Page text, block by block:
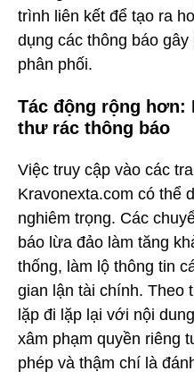
trình liên kết để tạo ra
dụng các thông báo
phân phối.
Tác động rộng hơn:
thư rác thông báo
Việc truy cập vào các
Kravonexta.com có thể
nghiêm trọng. Các
báo lừa đảo làm tăng
thống, làm lộ thông tin
gian lận tài chính. Theo
lặp đi lặp lại với nội
xâm phạm quyền riêng
phép và thậm chí là